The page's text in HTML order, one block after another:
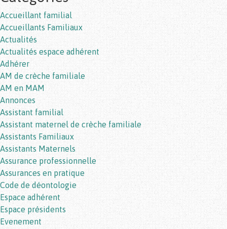
Accueillant familial
Accueillants Familiaux
Actualités
Actualités espace adhérent
Adhérer
AM de crèche familiale
AM en MAM
Annonces
Assistant familial
Assistant maternel de crèche familiale
Assistants Familiaux
Assistants Maternels
Assurance professionnelle
Assurances en pratique
Code de déontologie
Espace adhérent
Espace présidents
Evenement